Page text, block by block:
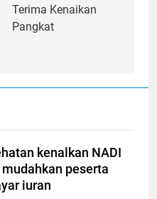
Terima Kenaikan
Pangkat
kenalkan NADI
peserta
iuran